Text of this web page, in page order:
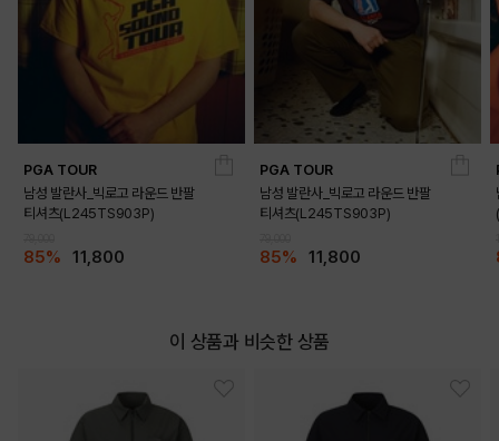
PGA TOUR
남성 발란사_빅로고 라운드 반팔
티셔츠(L245TS903P)
85% 11,800
PGA TOUR
남성 발란사_빅로고 라운드 반팔
티셔츠(L245TS903P)
85% 11,800
이 상품과 비슷한 상품